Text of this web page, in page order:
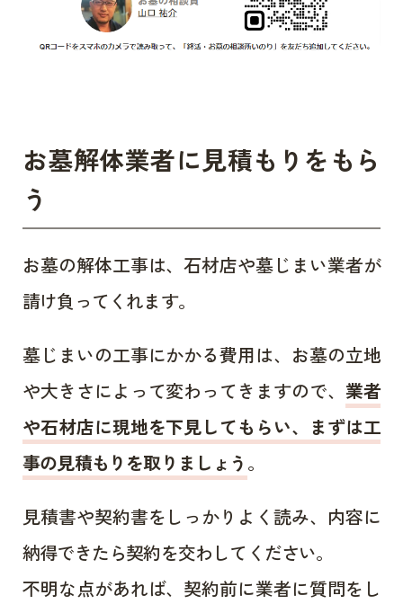
お墓解体業者に見積もりをもら
う
お墓の解体工事は、石材店や墓じまい業者が
請け負ってくれます。
墓じまいの工事にかかる費用は、お墓の立地
や大きさによって変わってきますので、 業者
や石材店に現地を下見してもらい、まずは工
事の見積もりを取りましょう 。
見積書や契約書をしっかりよく読み、内容に
納得できたら契約を交わしてください。
不明な点があれば、契約前に業者に質問をし